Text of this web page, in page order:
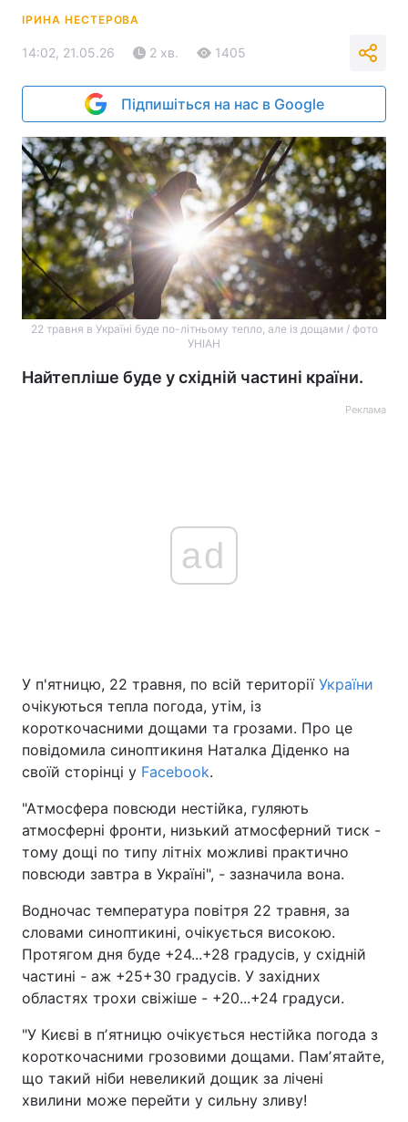
ІРИНА НЕСТЕРОВА
14:02, 21.05.26 2 хв. 1405
Підпишіться на нас в Google
22 травня в Україні буде по-літньому тепло, але із дощами / фото
УНІАН
Найтепліше буде у східній частині країни.
Реклама
ad
У п'ятницю, 22 травня, по всій території України
очікуються тепла погода, утім, із
короткочасними дощами та грозами. Про це
повідомила синоптикиня Наталка Діденко на
своїй сторінці у Facebook.
"Атмосфера повсюди нестійка, гуляють
атмосферні фронти, низький атмосферний тиск -
тому дощі по типу літніх можливі практично
повсюди завтра в Україні", - зазначила вона.
Водночас температура повітря 22 травня, за
словами синоптикині, очікується високою.
Протягом дня буде +24...+28 градусів, у східній
частині - аж +25+30 градусів. У західних
областях трохи свіжіше - +20...+24 градуси.
"У Києві в пʼятницю очікується нестійка погода з
короткочасними грозовими дощами. Памʼятайте,
що такий ніби невеликий дощик за лічені
хвилини може перейти у сильну зливу!